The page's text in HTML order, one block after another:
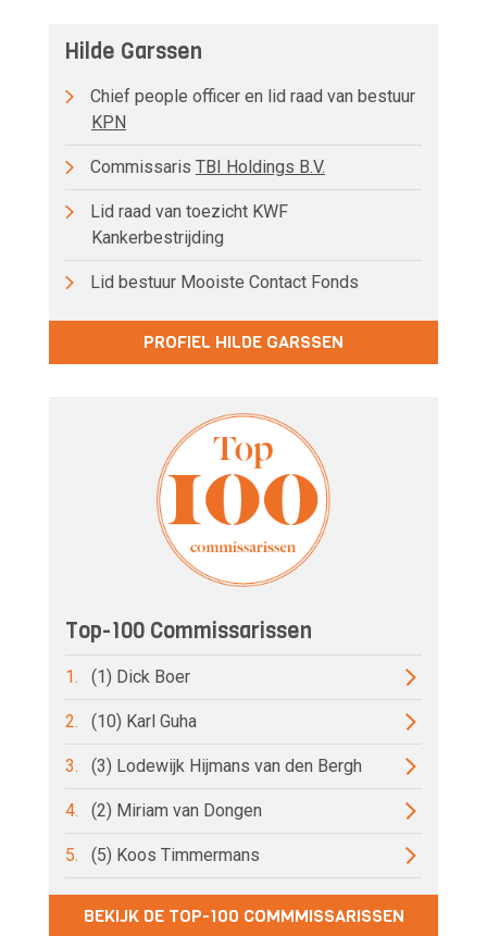
Hilde Garssen
Chief people officer en lid raad van bestuur
KPN
Commissaris TBI Holdings B.V.
Lid raad van toezicht KWF
Kankerbestrijding
Lid bestuur Mooiste Contact Fonds
PROFIEL HILDE GARSSEN
Top-100 Commissarissen
1. (1) Dick Boer
2. (10) Karl Guha
3. (3) Lodewijk Hijmans van den Bergh
4. (2) Miriam van Dongen
5. (5) Koos Timmermans
BEKIJK DE TOP-100 COMMMISSARISSEN